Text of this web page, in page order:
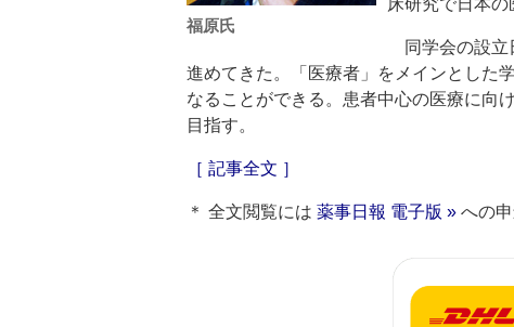
福原氏
床研究で日本の
同学会の設立
進めてきた。「医療者」をメインとした
なることができる。患者中心の医療に向
目指す。
［ 記事全文 ］
＊ 全文閲覧には 薬事日報 電子版 » への